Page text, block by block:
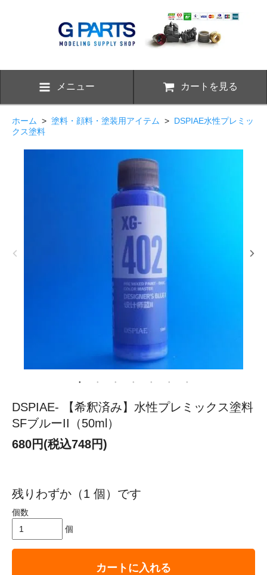
メニュー カートを見る
ホーム > 塗料・顔料・塗装用アイテム > DSPIAE水性プレミッ
クス塗料
DSPIAE- 【希釈済み】水性プレミックス塗料
SFブルーII（50ml）
680円(税込748円)
残りわずか（1 個）です
個数
個
カートに入れる